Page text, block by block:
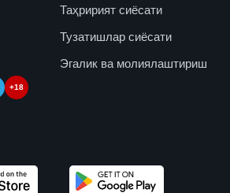
Таҳририят сиёсати
Тузатишлар сиёсати
Эгалик ва молиялаштириш
+18